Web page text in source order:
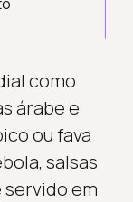
como
árabe e
ou fava
salsas
em